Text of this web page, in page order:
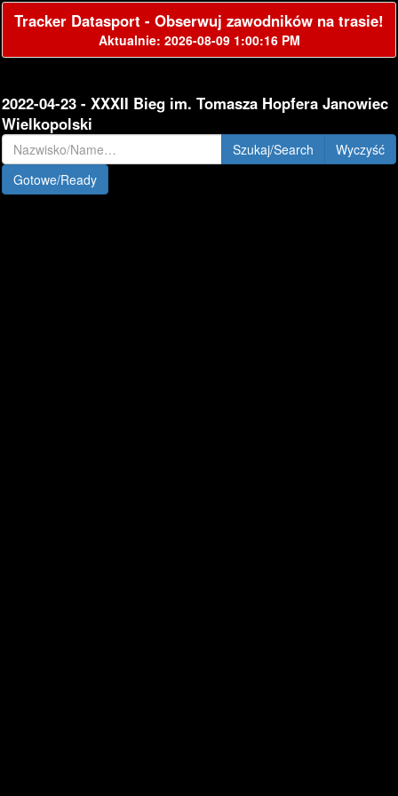
Tracker Datasport - Obserwuj zawodników na trasie!
Aktualnie: 2026-08-09 1:00:16 PM
2022-04-23 - XXXII Bieg im. Tomasza Hopfera Janowiec
Wielkopolski
Szukaj/Search
Gotowe/Ready